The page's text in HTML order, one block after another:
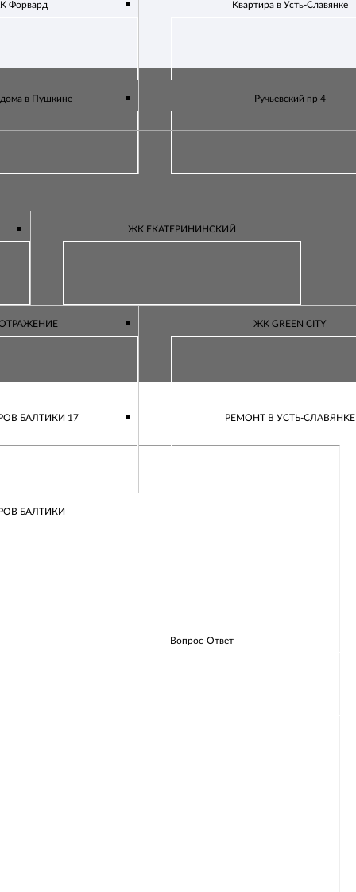
Форвард Квартира в Усть-Славянке
в Пушкине Ручьевский пр 4
ЖК ЕКАТЕРИНИНСКИЙ
ЖК GREEN CITY
БАЛТИКИ 17 РЕМОНТ В УСТЬ-СЛАВЯНКЕ
БАЛТИКИ
Вопрос-Ответ